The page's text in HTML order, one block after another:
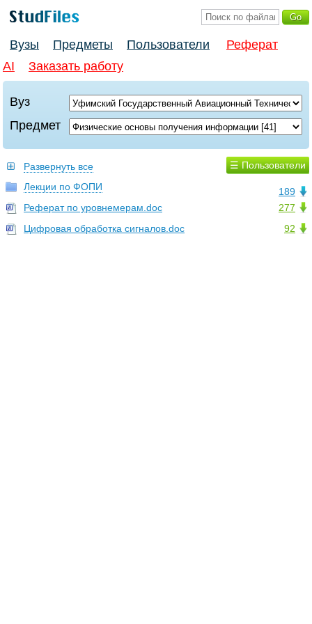
Вузы Предметы Пользователи
Реферат
AI
Заказать работу
Вуз
Предмет
☰ Пользователи
Развернуть все
189
Лекции по ФОПИ
277
Реферат по уровнемерам.doc
92
Цифровая обработка сигналов.doc